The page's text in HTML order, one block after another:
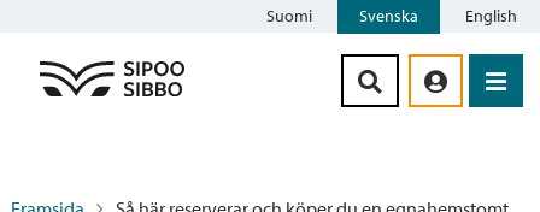
Suomi Svenska English